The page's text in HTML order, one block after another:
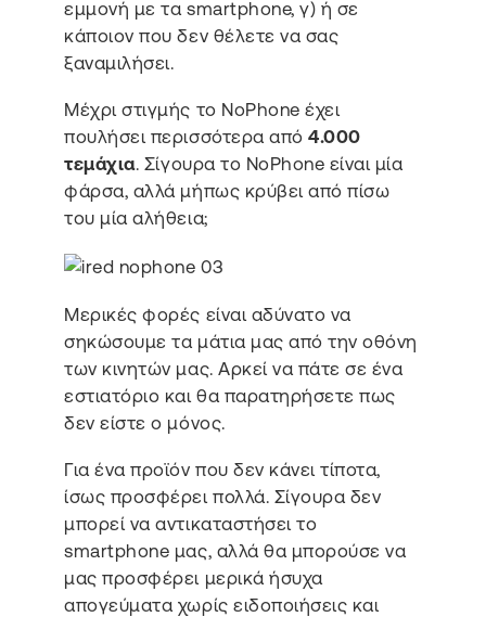
εμμονή με τα smartphone, γ) ή σε
κάποιον που δεν θέλετε να σας
ξαναμιλήσει.
Μέχρι στιγμής το NoPhone έχει
πουλήσει περισσότερα από4.000
τεμάχια. Σίγουρα το NoPhone είναι μία
φάρσα, αλλά μήπως κρύβει από πίσω
του μία αλήθεια;
Μερικές φορές είναι αδύνατο να
σηκώσουμε τα μάτια μας από την οθόνη
των κινητών μας. Αρκεί να πάτε σε ένα
εστιατόριο και θα παρατηρήσετε πως
δεν είστε ο μόνος.
Για ένα προϊόν που δεν κάνει τίποτα,
ίσως προσφέρει πολλά. Σίγουρα δεν
μπορεί να αντικαταστήσει το
smartphone μας, αλλά θα μπορούσε να
μας προσφέρει μερικά ήσυχα
απογεύματα χωρίς ειδοποιήσεις και